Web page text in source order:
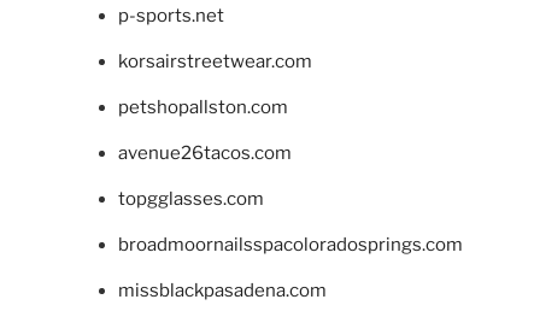
p-sports.net
korsairstreetwear.com
petshopallston.com
avenue26tacos.com
topgglasses.com
broadmoornailsspacoloradosprings.com
missblackpasadena.com